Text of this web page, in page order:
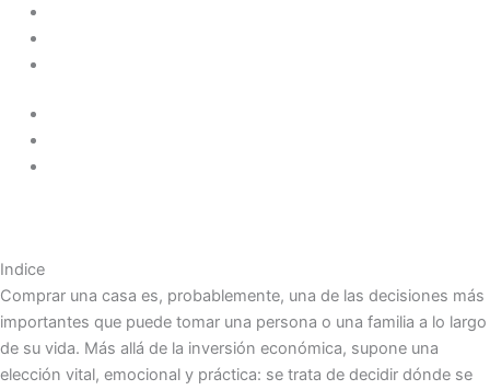
Indice
Comprar una casa es, probablemente, una de las decisiones más
importantes que puede tomar una persona o una familia a lo largo
de su vida. Más allá de la inversión económica, supone una
elección vital, emocional y práctica: se trata de decidir dónde se